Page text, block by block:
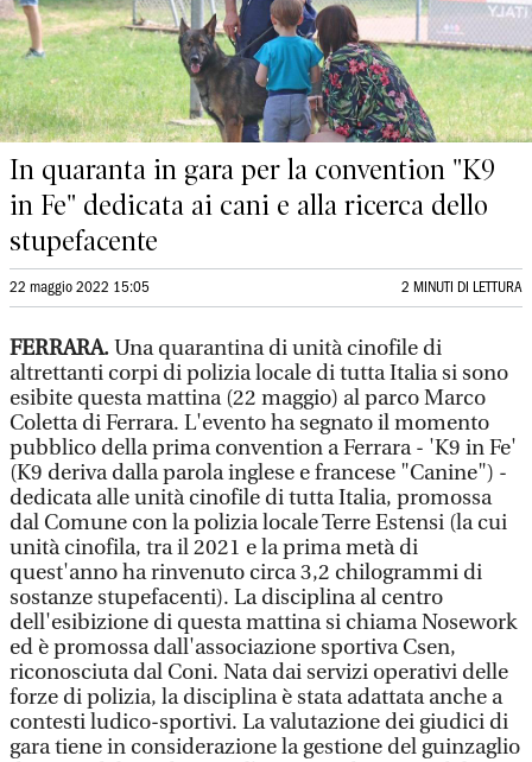
In quaranta in gara per la convention "K9
in Fe" dedicata ai cani e alla ricerca dello
stupefacente
22 maggio 2022 15:05 2 MINUTI DI LETTURA
FERRARA.Una quarantina di unità cinofile di
altrettanti corpi di polizia locale di tutta Italia si sono
esibite questa mattina (22 maggio) al parco Marco
Coletta di Ferrara. L'evento ha segnato il momento
pubblico della prima convention a Ferrara - 'K9 in Fe'
(K9 deriva dalla parola inglese e francese "Canine") -
dedicata alle unità cinofile di tutta Italia, promossa
dal Comune con la polizia locale Terre Estensi (la cui
unità cinofila, tra il 2021 e la prima metà di
quest'anno ha rinvenuto circa 3,2 chilogrammi di
sostanze stupefacenti). La disciplina al centro
dell'esibizione di questa mattina si chiama Nosework
ed è promossa dall'associazione sportiva Csen,
riconosciuta dal Coni. Nata dai servizi operativi delle
forze di polizia, la disciplina è stata adattata anche a
contesti ludico-sportivi. La valutazione dei giudici di
gara tiene in considerazione la gestione del guinzaglio